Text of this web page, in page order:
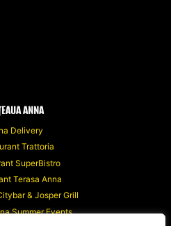
ANNA
Delivery
Trattoria
SuperBistro
Terasa Anna
& Josper Grill
Summer Events